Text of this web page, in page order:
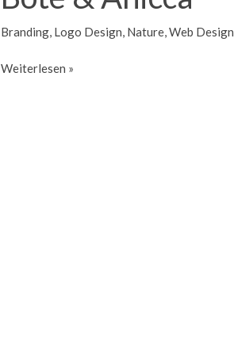
Branding Logo Design Nature ,Web Design
Bote
Weiterlesen »